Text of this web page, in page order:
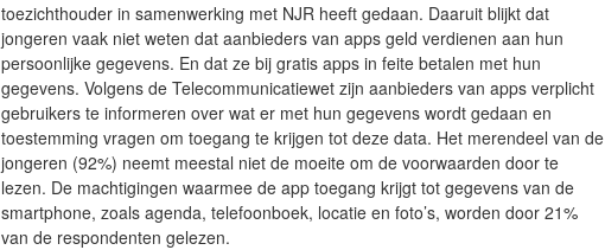
toezichthouder in samenwerking met NJR heeft gedaan. Daaruit blijkt dat
jongeren vaak niet weten dat aanbieders van apps geld verdienen aan hun
persoonlijke gegevens. En dat ze bij gratis apps in feite betalen met hun
gegevens. Volgens de Telecommunicatiewet zijn aanbieders van apps verplicht
gebruikers te informeren over wat er met hun gegevens wordt gedaan en
toestemming vragen om toegang te krijgen tot deze data. Het merendeel van de
jongeren (92%) neemt meestal niet de moeite om de voorwaarden door te
lezen. De machtigingen waarmee de app toegang krijgt tot gegevens van de
smartphone, zoals agenda, telefoonboek, locatie en foto’s, worden door 21%
van de respondenten gelezen.